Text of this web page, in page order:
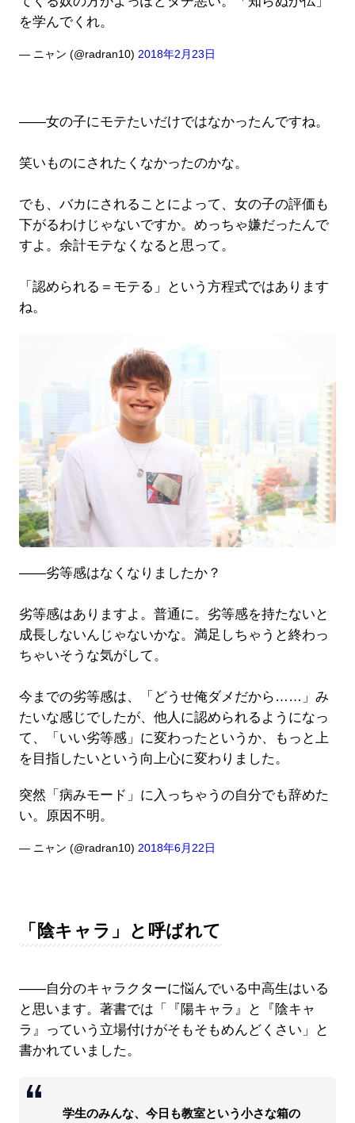
を学んでくれ。
— ニャン (@radran10) 2018年2月23日
――女の子にモテたいだけではなかったんですね。
笑いものにされたくなかったのかな。
でも、バカにされることによって、女の子の評価も
下がるわけじゃないですか。めっちゃ嫌だったんで
すよ。余計モテなくなると思って。
「認められる＝モテる」という方程式ではあります
ね。
――劣等感はなくなりましたか？
劣等感はありますよ。普通に。劣等感を持たないと
成長しないんじゃないかな。満足しちゃうと終わっ
ちゃいそうな気がして。
今までの劣等感は、「どうせ俺ダメだから……」み
たいな感じでしたが、他人に認められるようになっ
て、「いい劣等感」に変わったというか、もっと上
を目指したいという向上心に変わりました。
突然「病みモード」に入っちゃうの自分でも辞めた
い。原因不明。
— ニャン (@radran10) 2018年6月22日
「陰キャラ」と呼ばれて
――自分のキャラクターに悩んでいる中高生はいる
と思います。著書では「『陽キャラ』と『陰キャ
ラ』っていう立場付けがそもそもめんどくさい」と
書かれていました。
学生のみんな、今日も教室という小さな箱の